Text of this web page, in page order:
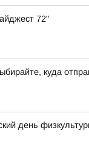
72"
куда
день